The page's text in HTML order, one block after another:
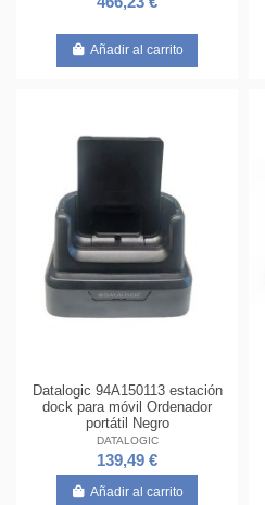
Añadir al carrito
Datalogic 94A150113 estación
dock para móvil Ordenador
portátil Negro
DATALOGIC
139,49 €
Añadir al carrito